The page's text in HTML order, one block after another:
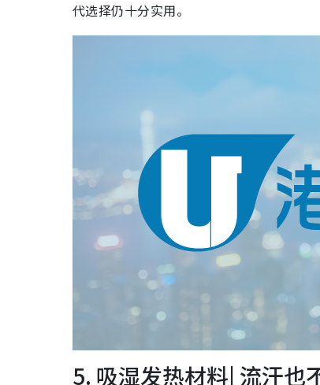
代选择仍十分实用。
5. 吸湿发热材料| 流汗也